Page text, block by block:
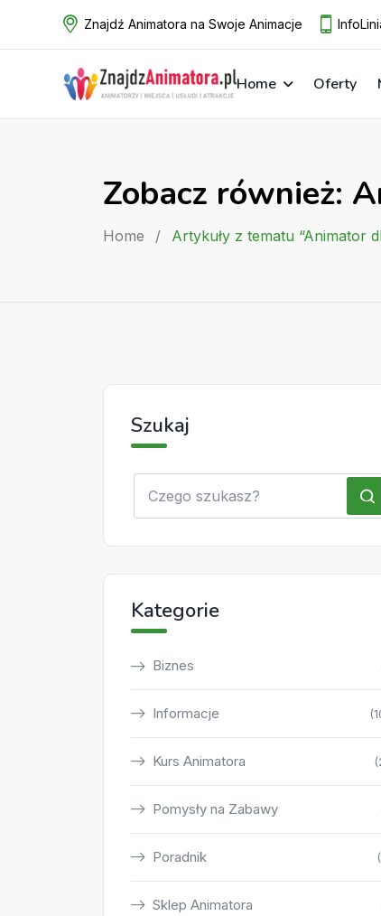
Znajdź Animatora na Swoje Animacje
Home Oferty
Zobacz również:
Home / Artykuły z tematu “Animator
Szukaj
Kategorie
Biznes
Informacje
Kurs Animatora
Pomysły na Zabawy
Poradnik
Sklep Animatora